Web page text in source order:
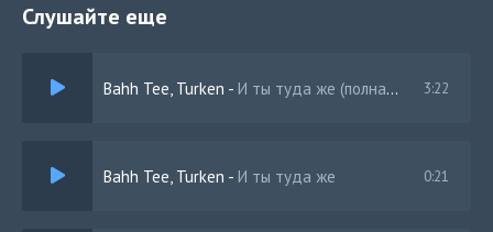
Слушайте еще
Bahh Tee, Turken - И ты туда же (полная версия) 3:22
Bahh Tee, Turken - И ты туда же 0:21